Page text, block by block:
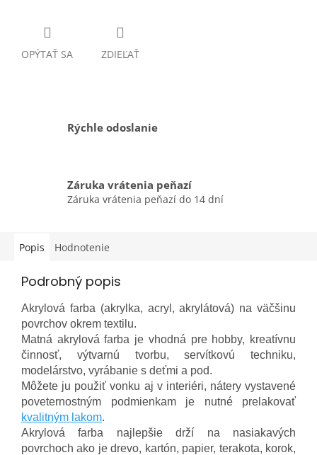
OPÝTAŤ SA ZDIEĽAŤ
Rýchle odoslanie
Záruka vrátenia peňazí
Záruka vrátenia peňazí do 14 dní
Popis Hodnotenie
Podrobný popis
Akrylová farba (akrylka, acryl, akrylátová) na väčšinu
povrchov okrem textilu.
Matná akrylová farba je vhodná pre hobby, kreatívnu
činnosť, výtvarnú tvorbu, servítkovú techniku,
modelárstvo, vyrábanie s deťmi a pod.
Môžete ju použiť vonku aj v interiéri, nátery vystavené
poveternostným podmienkam je nutné prelakovať
kvalitným lakom.
Akrylová farba najlepšie drží na nasiakavých
povrchoch ako je drevo, kartón, papier, terakota, korok,